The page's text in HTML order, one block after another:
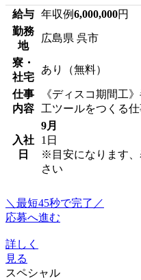
給与 年収例6,000,000円
勤務
地
広島県 呉市
寮・
社宅
あり（無料）
仕事
内容
《ディスコ期間工
工ツールをつくる
入社
日
9月
1日
※目安になります
さい
＼最短45秒で完了／
応募へ進む
詳しく
見る
スペシャル